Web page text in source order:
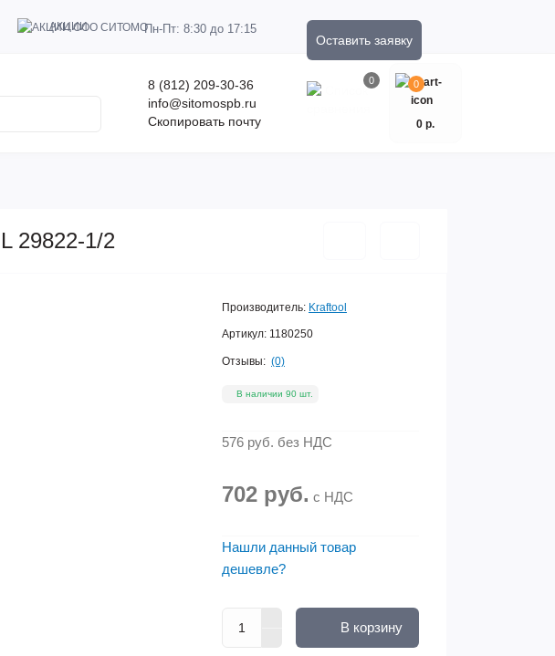
АКЦИИ Пн-Пт: 8:30 до 17:15
Оставить заявку
8 (812) 209-30-36
info@sitomospb.ru
Скопировать почту
0 0
0 р.
29822-1/2
Производитель: Kraftool
Артикул: 1180250
Отзывы: (0)
В наличии 90 шт.
576 руб. без НДС
702 руб. с НДС
Нашли данный товар
дешевле?
В корзину